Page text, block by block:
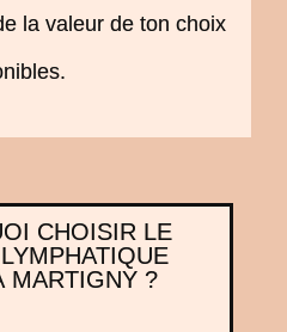
la valeur de ton choix
CHOISIR LE
MARTIGNY ?